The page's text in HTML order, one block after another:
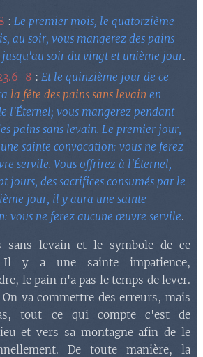
: Le premier mois, le quatorzième
au soir, vous mangerez des pains
jusqu'au soir du vingt et unième jour.
8 : Et le quinzième jour de ce
la fête des pains sans levain en
l'Éternel; vous mangerez pendant
pains sans levain. Le premier jour,
sainte convocation: vous ne ferez
servile. Vous offrirez à l'Éternel,
jours, des sacrifices consumés par le
jour, il y aura une sainte
vous ne ferez aucune œuvre servile.
sans levain et le symbole de ce
Il y a une sainte impatience,
le pain n'a pas le temps de lever.
va commettre des erreurs, mais
tout ce qui compte c'est de
et vers sa montagne afin de le
De toute manière, la